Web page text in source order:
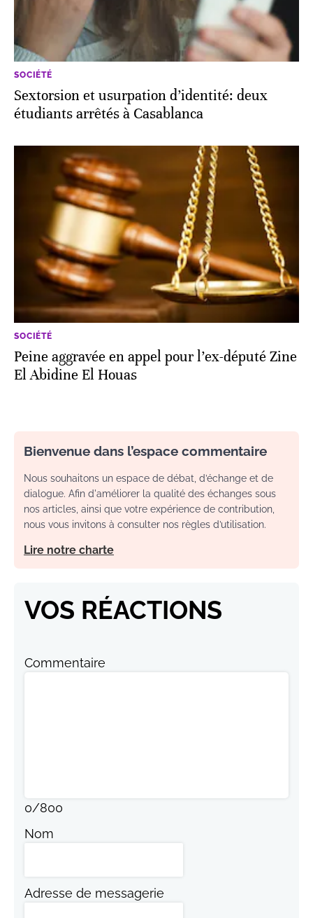
SOCIÉTÉ
Sextorsion et usurpation d’identité: deux
étudiants arrêtés à Casablanca
SOCIÉTÉ
Peine aggravée en appel pour l’ex-député Zine
El Abidine El Houas
Bienvenue dans l’espace commentaire
Nous souhaitons un espace de débat, d’échange et de
dialogue. Afin d'améliorer la qualité des échanges sous
nos articles, ainsi que votre expérience de contribution,
nous vous invitons à consulter nos règles d’utilisation.
Lire notre charte
VOS RÉACTIONS
Commentaire
0/800
Nom
Adresse de messagerie